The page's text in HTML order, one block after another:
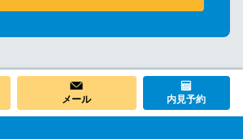
メール 内見予約